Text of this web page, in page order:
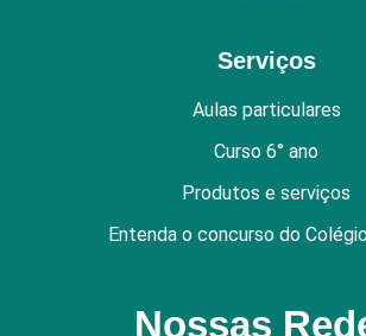
Serviços
Aulas particulares
Curso 6° ano
Produtos e serviços
Entenda o concurso do
Nossas